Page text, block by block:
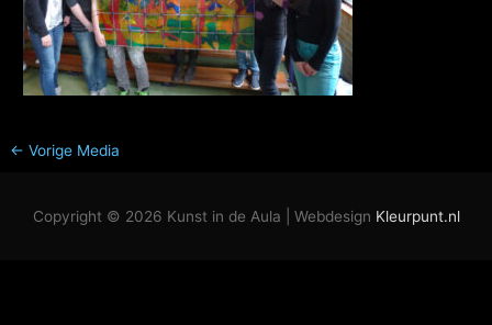
← Vorige Media
Copyright © 2026 Kunst in de Aula | Webdesign Kleurpunt.nl